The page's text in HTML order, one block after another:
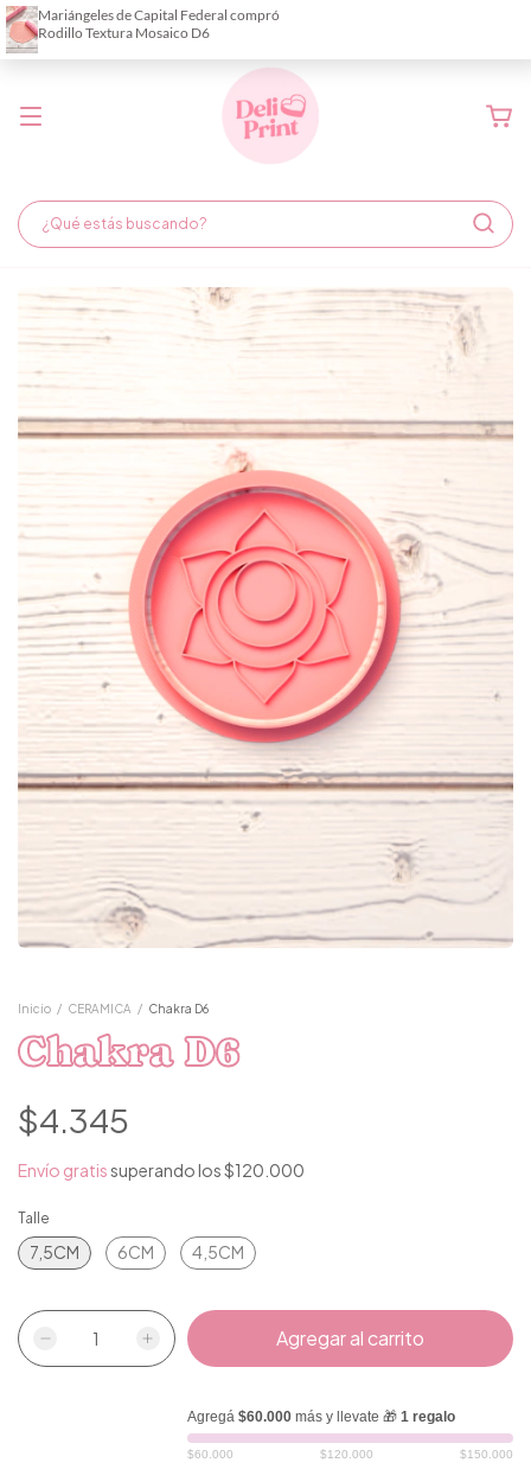
Demora de fabricación hasta 6 días hábiles
Inicio / CERAMICA / Chakra D6
Chakra D6
$4.345
Envío gratissuperando los$120.000
Talle
7,5CM 6CM 4,5CM
Agregá $60.000más y llevate 🎁 1 regalo
$60.000 $120.000 $150.000